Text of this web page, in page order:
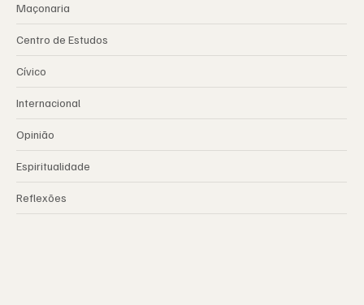
Maçonaria
Centro de Estudos
Cívico
Internacional
Opinião
Espiritualidade
Reflexões